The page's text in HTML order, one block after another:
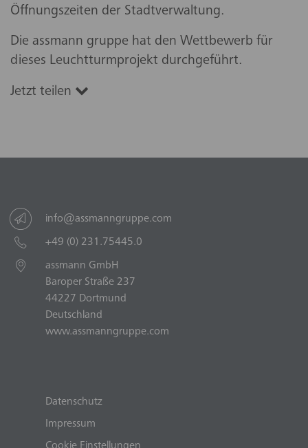
Öffnungszeiten der Stadtverwaltung.
Die assmann gruppe hat den Wettbewerb für
dieses Leuchtturmprojekt durchgeführt.
Jetzt teilen
info@assmanngruppe.com
+49 (0) 231.75445.0
assmann GmbH
Baroper Straße 237
44227 Dortmund
Deutschland
www.assmanngruppe.com
Datenschutz
Impressum
Cookie Einstellungen